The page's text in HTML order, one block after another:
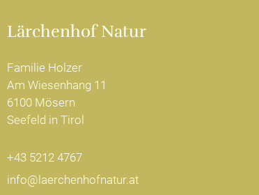
Lärchenhof Natur
Familie Holzer
Am Wiesenhang 11
6100 Mösern
Seefeld in Tirol
+43 5212 4767
info@laerchenhofnatur.at